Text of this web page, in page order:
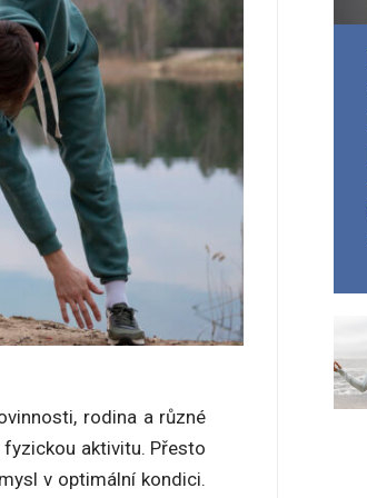
rodina a různé
aktivitu. Přesto
v optimální kondici.